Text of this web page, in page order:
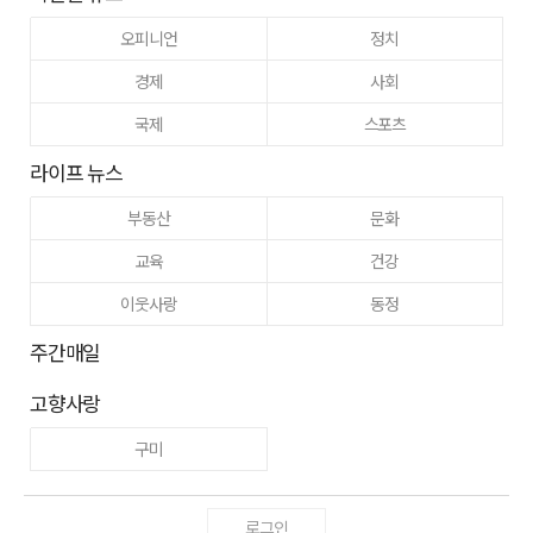
오피니언
정치
경제
사회
국제
스포츠
라이프 뉴스
부동산
문화
교육
건강
이웃사랑
동정
주간매일
고향사랑
구미
로그인